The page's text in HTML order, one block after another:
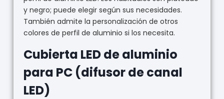
y negro; puede elegir según sus necesidades.
También admite la personalización de otros
colores de perfil de aluminio si los necesita.
Cubierta LED de aluminio
para PC (difusor de canal
LED)